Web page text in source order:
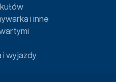
i inne
wyjazdy